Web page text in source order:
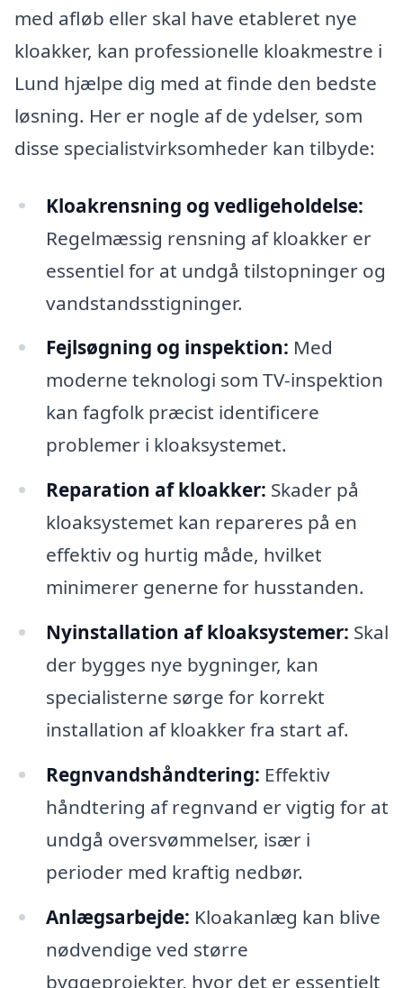
med afløb eller skal have etableret nye
kloakker, kan professionelle kloakmestre i
Lund hjælpe dig med at finde den bedste
løsning. Her er nogle af de ydelser, som
disse specialistvirksomheder kan tilbyde:
Kloakrensning og vedligeholdelse:
Regelmæssig rensning af kloakker er
essentiel for at undgå tilstopninger og
vandstandsstigninger.
Fejlsøgning og inspektion: Med
moderne teknologi som TV-inspektion
kan fagfolk præcist identificere
problemer i kloaksystemet.
Reparation af kloakker: Skader på
kloaksystemet kan repareres på en
effektiv og hurtig måde, hvilket
minimerer generne for husstanden.
Nyinstallation af kloaksystemer: Skal
der bygges nye bygninger, kan
specialisterne sørge for korrekt
installation af kloakker fra start af.
Regnvandshåndtering: Effektiv
håndtering af regnvand er vigtig for at
undgå oversvømmelser, især i
perioder med kraftig nedbør.
Anlægsarbejde: Kloakanlæg kan blive
nødvendige ved større
byggeprojekter, hvor det er essentielt